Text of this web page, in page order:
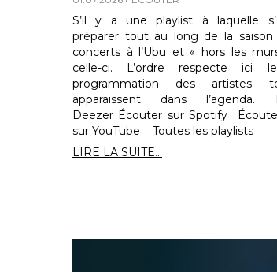
S’il y a une playlist à laquelle
préparer tout au long de la saison
concerts à l’Ubu et « hors les
celle-ci. L’ordre respecte ici
programmation des artistes
apparaissent dans l’agenda.
Deezer Écouter sur Spotify
sur YouTube Toutes les playlists
LIRE LA SUITE...